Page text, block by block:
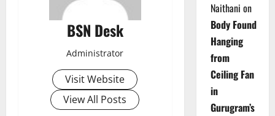
BSN Desk
Administrator
Visit Website
View All Posts
Naithani on
Body Found
Hanging
from
Ceiling Fan
in
Gurugram’s